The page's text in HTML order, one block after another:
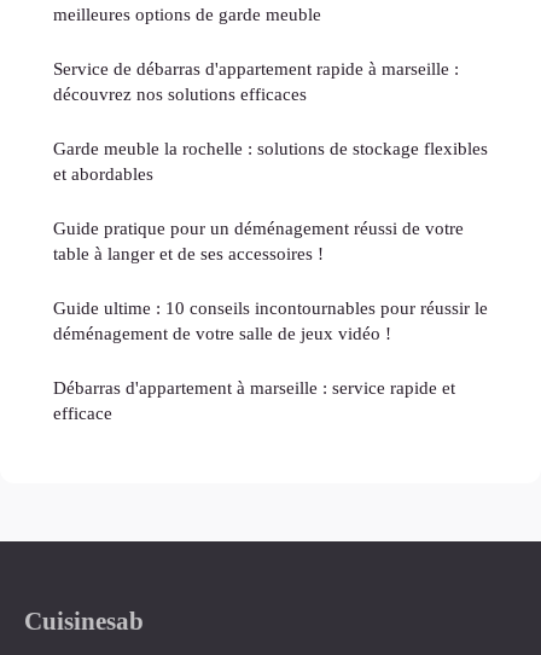
meilleures options de garde meuble
Service de débarras d'appartement rapide à marseille :
découvrez nos solutions efficaces
Garde meuble la rochelle : solutions de stockage flexibles
et abordables
Guide pratique pour un déménagement réussi de votre
table à langer et de ses accessoires !
Guide ultime : 10 conseils incontournables pour réussir le
déménagement de votre salle de jeux vidéo !
Débarras d'appartement à marseille : service rapide et
efficace
Cuisinesab